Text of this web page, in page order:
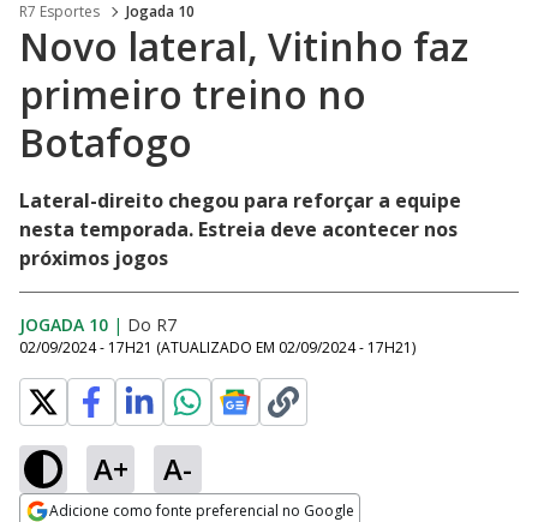
R7 Esportes Jogada 10
Novo lateral, Vitinho faz
primeiro treino no
Botafogo
Lateral-direito chegou para reforçar a equipe
nesta temporada. Estreia deve acontecer nos
próximos jogos
JOGADA 10 | Do R7
02/09/2024 - 17H21 (ATUALIZADO EM 02/09/2024 - 17H21)
A+ A-
Adicione como fonte preferencial no Google